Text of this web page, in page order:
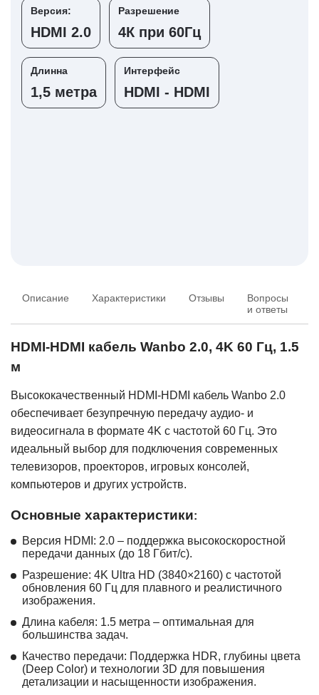
Версия:
HDMI 2.0
Разрешение
4К при 60Гц
Длинна
1,5 метра
Интерфейс
HDMI - HDMI
Описание Характеристики Отзывы
Вопросы
и ответы
HDMI-HDMI кабель Wanbo 2.0, 4K 60 Гц, 1.5
м
Высококачественный HDMI-HDMI кабель Wanbo 2.0
обеспечивает безупречную передачу аудио- и
видеосигнала в формате 4K с частотой 60 Гц. Это
идеальный выбор для подключения современных
телевизоров, проекторов, игровых консолей,
компьютеров и других устройств.
Основные характеристики:
Версия HDMI: 2.0 – поддержка высокоскоростной
передачи данных (до 18 Гбит/с).
Разрешение: 4K Ultra HD (3840×2160) с частотой
обновления 60 Гц для плавного и реалистичного
изображения.
Длина кабеля: 1.5 метра – оптимальная для
большинства задач.
Качество передачи: Поддержка HDR, глубины цвета
(Deep Color) и технологии 3D для повышения
детализации и насыщенности изображения.